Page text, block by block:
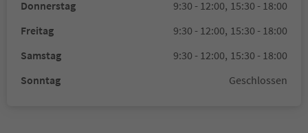
Donnerstag
9:30 - 12:00, 15:30 - 18:00
Freitag
9:30 - 12:00, 15:30 - 18:00
Samstag
9:30 - 12:00, 15:30 - 18:00
Sonntag
Geschlossen